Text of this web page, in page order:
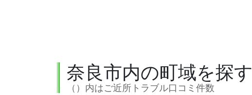
奈良市内の町域を探す
（）内はご近所トラブル口コミ件数